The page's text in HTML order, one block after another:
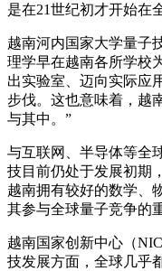
是在21世纪初才开始在
越南河内国家大学量子
理学早在越南各所学校
出实验室、迈向实际应
步伐。这也意味着，越
与其中。”
与互联网、半导体等全
技目前仍处于发展初期
越南拥有较好的数学、
其参与全球量子竞争的
越南国家创新中心（
技发展方面，全球几乎